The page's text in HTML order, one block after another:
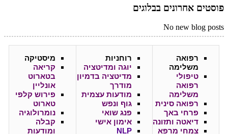
פוסטים אחרונים בבלוגים
No new blog posts
רפואה
משלימה
טיפולי
רפואה
משלימה
רפואה סינית
פרחי באך
דיאטה ותזונה
צמחי מרפא
רוחניות
יוגה ומדיטציה
מדיטציה בדמיון
מודרך
מודעות עצמית
גוף ונפש
פנג שואי
אימון אישי
NLP
מיסטיקה
קריאה
בטארוט
אונליין
פירוש קלפי
טארוט
נומרולוגיה
קבלה
ומודעות